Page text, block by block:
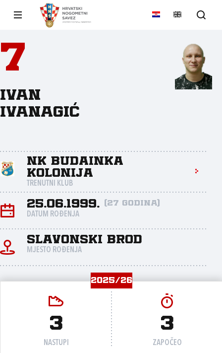
7
Ivan
Ivanagić
NK Budainka
Kolonija
TRENUTNI KLUB
25.06.1999. (27 godina)
DATUM ROĐENJA
Slavonski Brod
MJESTO ROĐENJA
2025/26
3
NASTUPI
3
ZAPOČEO